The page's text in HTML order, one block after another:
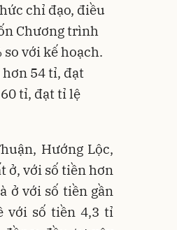
chỉ đạo, điều
Chương trình
với kế hoạch.
hơn 54 tỉ, đạt
tỉ, đạt tỉ lệ
Hướng Lộc,
ở, với số tiền hơn
ở với số tiền gần
với số tiền 4,3 tỉ